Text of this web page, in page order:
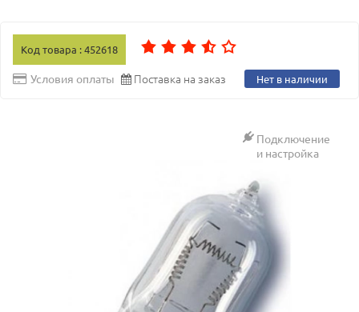
Код товара : 452618
Условия оплаты Поставка на заказ Нет в наличии
Подключение
и настройка